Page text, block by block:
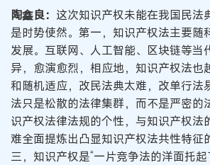
陶鑫良： 这次知识产权未能在我国民法
是时势使然。第一，知识产权法主要随
发展。互联网、人工智能、区块链等当
异，愈演愈烈，相应地，知识产权法也
和随机适应，改民法典太难，改单行法
法只是松散的法律集群，而不是严密的
识产权法律法规的个性，与知识产权法
难全面提炼出凸显知识产权法共性特征
三，知识产权是“一片竞争法的洋面托